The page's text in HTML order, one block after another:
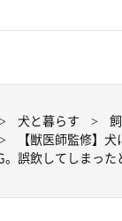
ある場合は、「少し
ぐに対処してくださ
取してしまった、ま
前述した症状の有無
ださい。
犬と暮らす
【獣医師監修】
。誤飲してしまった